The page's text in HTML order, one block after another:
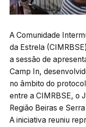
A Comunidade
da Estrela
a sessão de
Camp In,
no âmbito do
entre a CIMRBSE, o
Região Beiras e
A iniciativa reuniu